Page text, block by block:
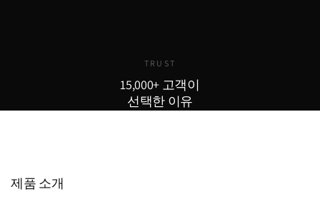
TRUST
15,000+ 고객이
선택한 이유
제품 소개